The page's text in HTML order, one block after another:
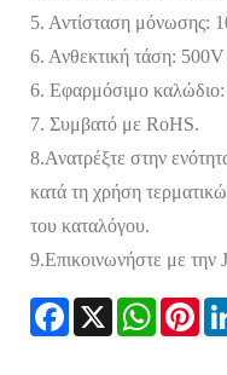
5. Αντίσταση μόνωσης:
6. Ανθεκτική τάση:
6. Εφαρμόσιμο
7. Συμβατό με RoHS.
8.Ανατρέξτε στην
κατά τη χρήση
του καταλόγου.
9.Επικοινωνήστε με την
Facebook
X WhatsApp